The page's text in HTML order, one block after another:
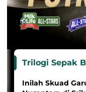
Trilogi Sepak
Inilah Skuad